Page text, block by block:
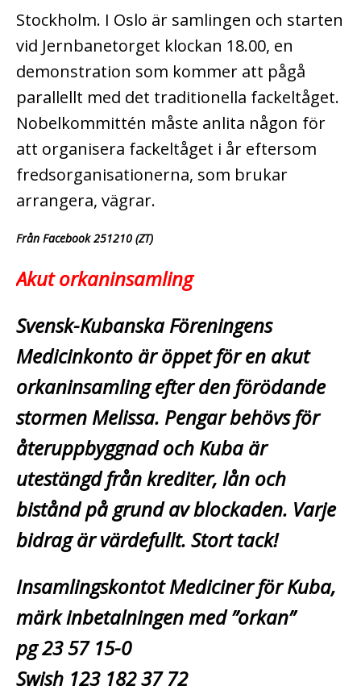
Stockholm. I Oslo är samlingen och starten
vid Jernbanetorget klockan 18.00, en
demonstration som kommer att pågå
parallellt med det traditionella fackeltåget.
Nobelkommittén måste anlita någon för
att organisera fackeltåget i år eftersom
fredsorganisationerna, som brukar
arrangera, vägrar.
Från Facebook 251210 (ZT)
Akut orkaninsamling
Svensk-Kubanska Föreningens
Medicinkonto är öppet för en akut
orkaninsamling­ efter den förödande
stormen Melissa. Pengar behövs för
återuppbyggnad och Kuba är
utestängd från krediter, lån och
bistånd på grund av blockaden. Varje
bidrag är värdefullt. Stort tack!
Insamlingskontot Mediciner för Kuba,
märk inbetalningen med ”orkan”
pg 23 57 15-0
Swish 123 182 37 72